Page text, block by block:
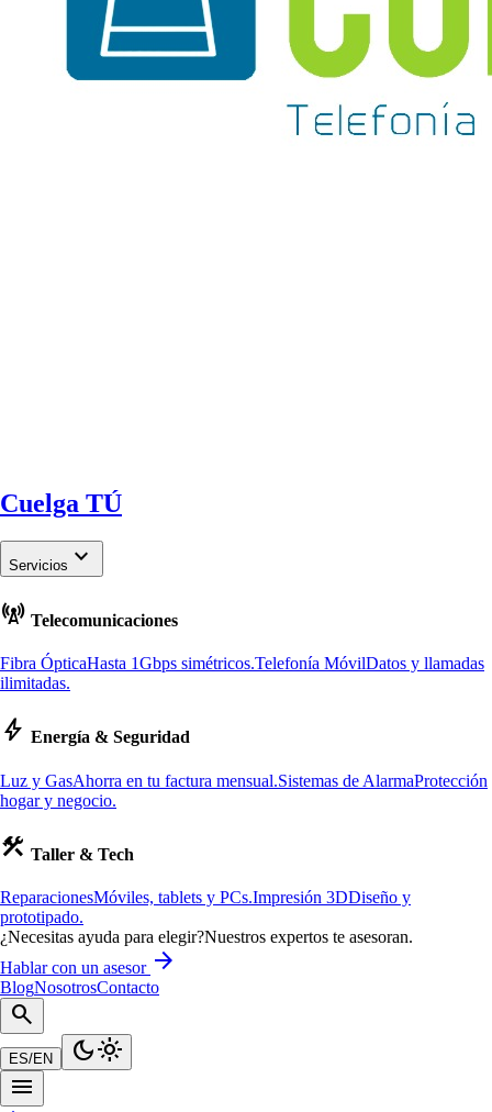
Cuelga TÚ
Servicios keyboard_arrow_down
cell_tower Telecomunicaciones
Fibra ÓpticaHasta 1Gbps simétricos.Telefonía MóvilDatos y llamadas
ilimitadas.
bolt Energía & Seguridad
Luz y GasAhorra en tu factura mensual.Sistemas de AlarmaProtección
hogar y negocio.
construction Taller & Tech
ReparacionesMóviles, tablets y PCs.Impresión 3DDiseño y
prototipado.
¿Necesitas ayuda para elegir?Nuestros expertos te asesoran.
Hablar con un asesor arrow_forward
BlogNosotrosContacto
search
ES/EN dark_modelight_mode
menu